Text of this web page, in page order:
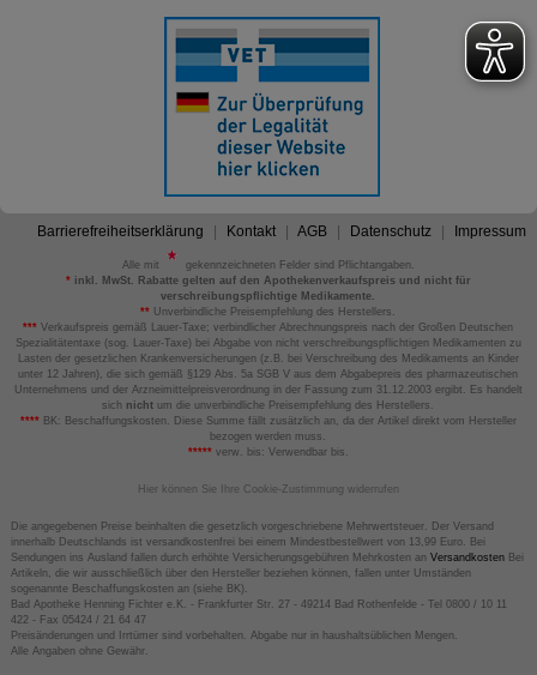
Barrierefreiheitserklärung Kontakt AGB Datenschutz Impressum
Alle mit
gekennzeichneten Felder sind Pflichtangaben.
*inkl. MwSt. Rabatte gelten auf den Apothekenverkaufspreis und nicht für
verschreibungspflichtige Medikamente.
** Unverbindliche Preisempfehlung des Herstellers.
*** Verkaufspreis gemäß Lauer-Taxe; verbindlicher Abrechnungspreis nach der Großen Deutschen
Spezialitätentaxe (sog. Lauer-Taxe) bei Abgabe von nicht verschreibungspflichtigen Medikamenten zu
Lasten der gesetzlichen Krankenversicherungen (z.B. bei Verschreibung des Medikaments an Kinder
unter 12 Jahren), die sich gemäß §129 Abs. 5a SGB V aus dem Abgabepreis des pharmazeutischen
Unternehmens und der Arzneimittelpreisverordnung in der Fassung zum 31.12.2003 ergibt. Es handelt
sich nicht um die unverbindliche Preisempfehlung des Herstellers.
****BK: Beschaffungskosten. Diese Summe fällt zusätzlich an, da der Artikel direkt vom Hersteller
bezogen werden muss.
*****verw. bis: Verwendbar bis.
Hier können Sie Ihre Cookie-Zustimmung widerrufen
Die angegebenen Preise beinhalten die gesetzlich vorgeschriebene Mehrwertsteuer. Der Versand
innerhalb Deutschlands ist versandkostenfrei bei einem Mindestbestellwert von 13,99 Euro. Bei
Sendungen ins Ausland fallen durch erhöhte Versicherungsgebühren Mehrkosten an VersandkostenBei
Artikeln, die wir ausschließlich über den Hersteller beziehen können, fallen unter Umständen
sogenannte Beschaffungskosten an (siehe BK).
Bad Apotheke Henning Fichter e.K. - Frankfurter Str. 27 - 49214 Bad Rothenfelde - Tel 0800 / 10 11
422 - Fax 05424 / 21 64 47
Preisänderungen und Irrtümer sind vorbehalten. Abgabe nur in haushaltsüblichen Mengen.
Alle Angaben ohne Gewähr.